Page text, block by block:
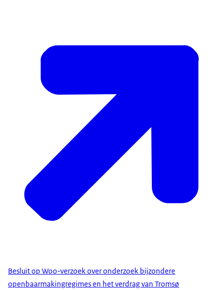
Besluit op Woo-verzoek over onderzoek bijzondere
openbaarmakingregimes en het verdrag van Tromsø